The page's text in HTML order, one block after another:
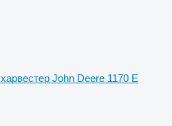
харвестер John Deere 1170 E